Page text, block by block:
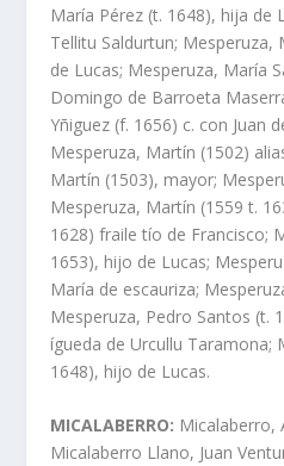
Marí­a Pérez (t. 1648), hija de
Tellitu Saldurtun; Mesperuza,
de Lucas; Mesperuza, Marí­a
Domingo de Barroeta
Yñiguez (f. 1656) c. con Juan
Mesperuza, Martí­n (1502)
Martí­n (1503), mayor;
Mesperuza, Martí­n (1559 t.
1628) fraile tí­o de Francisco;
1653), hijo de Lucas;
Marí­a de escauriza;
Mesperuza, Pedro Santos (t.
ígueda de Urcullu
1648), hijo de Lucas.
MICALABERRO: Micalaberro,
Micalaberro Llano, Juan